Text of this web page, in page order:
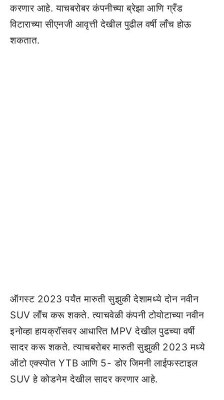
करणार आहे. याचबरोबर कंपनीच्या ब्रेझा आणि ग्रँड
विटाराच्या सीएनजी आवृत्ती देखील पुढील वर्षी लाँच होऊ
शकतात.
ऑगस्ट 2023 पर्यंत मारुती सुझुकी देशामध्ये दोन नवीन
SUV लाँच करू शकते. त्याचवेळी कंपनी टोयोटाच्या नवीन
इनोव्हा हायक्रॉसवर आधारित MPV देखील पुढच्या वर्षी
सादर करू शकते. त्याचबरोबर मारुती सुझुकी 2023 मध्ये
ऑटो एक्स्पोत YTB आणि 5- डोर जिमनी लाईफस्टाइल
SUV हे कोडनेम देखील सादर करणार आहे.